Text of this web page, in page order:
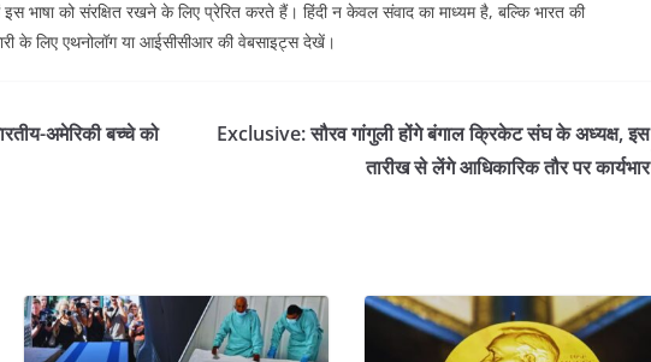
भाषा को संरक्षित रखने के लिए प्रेरित करते हैं। हिंदी न केवल संवाद का माध्यम है, बल्कि भारत की
के लिए एथनोलॉग या आईसीसीआर की वेबसाइट्स देखें।
अमेरिकी बच्चे को
Exclusive: सौरव गांगुली होंगे बंगाल क्रिकेट संघ के अध्यक्ष, इस
तारीख से लेंगे आधिकारिक तौर पर कार्यभार